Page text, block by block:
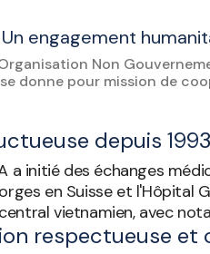
engagement
Non
donne pour mission de
depuis 1993
a initié des échanges
en Suisse et l'Hôpital
vietnamien, avec
respectueuse et